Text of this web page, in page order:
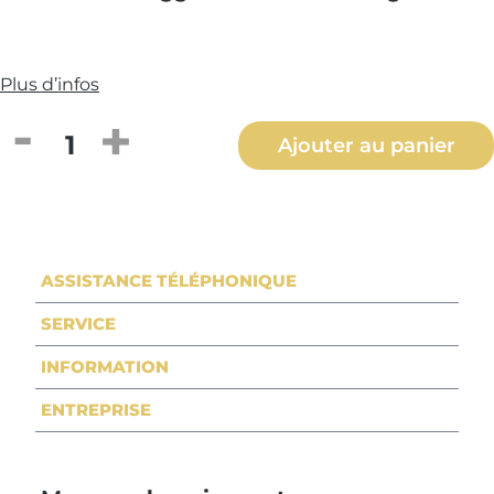
Plus d’infos
Quantité de produit : Entrez la
Ajouter au panier
ASSISTANCE TÉLÉPHONIQUE
SERVICE
INFORMATION
ENTREPRISE